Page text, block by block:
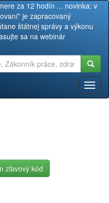
za 12 hodín ... novinka: v
je zapracovaný
štátnej správy a výkonu
sa na webinár
zľavový kód